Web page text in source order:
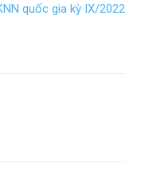
quốc gia kỳ IX/2022